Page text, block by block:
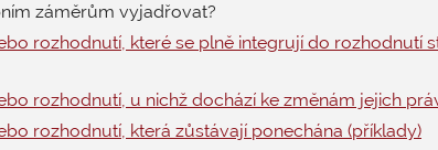
záměrům vyjadřovat?
rozhodnutí, které se plně integrují do rozhodnutí
rozhodnutí, u nichž dochází ke změnám jejich
rozhodnutí, která zůstávají ponechána (příklady)